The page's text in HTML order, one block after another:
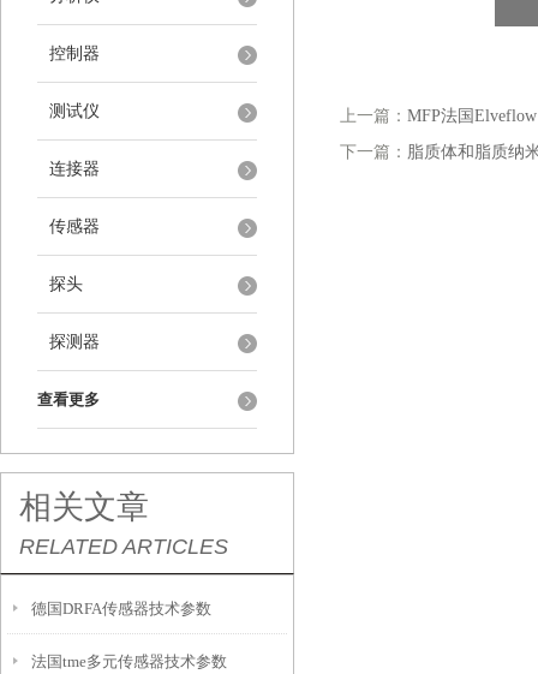
控制器
测试仪
连接器
传感器
探头
探测器
查看更多
相关文章
RELATED ARTICLES
德国DRFA传感器技术参数
法国tme多元传感器技术参数
上一篇： MFP法国
下一篇： 脂质体和脂质纳